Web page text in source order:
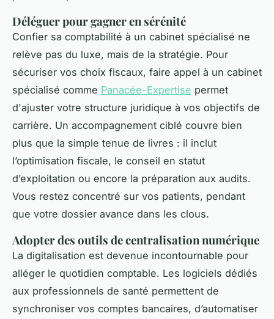
Déléguer pour gagner en sérénité
Confier sa comptabilité à un cabinet spécialisé ne
relève pas du luxe, mais de la stratégie. Pour
sécuriser vos choix fiscaux, faire appel à un cabinet
spécialisé comme Panacée-Expertise permet
d'ajuster votre structure juridique à vos objectifs de
carrière. Un accompagnement ciblé couvre bien
plus que la simple tenue de livres : il inclut
l’optimisation fiscale, le conseil en statut
d’exploitation ou encore la préparation aux audits.
Vous restez concentré sur vos patients, pendant
que votre dossier avance dans les clous.
Adopter des outils de centralisation numérique
La digitalisation est devenue incontournable pour
alléger le quotidien comptable. Les logiciels dédiés
aux professionnels de santé permettent de
synchroniser vos comptes bancaires, d’automatiser